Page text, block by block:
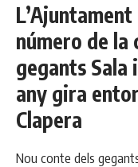
número de la
gegants Sala
any gira
Clapera
Nou conte dels